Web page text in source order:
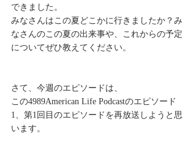
できました。
みなさんはこの夏どこかに行きましたか？み
なさんのこの夏の出来事や、これからの予定
についてぜひ教えてください。
さて、今週のエピソードは、
この4989American Life Podcastのエピソード
1、第1回目のエピソードを再放送しようと思
います。